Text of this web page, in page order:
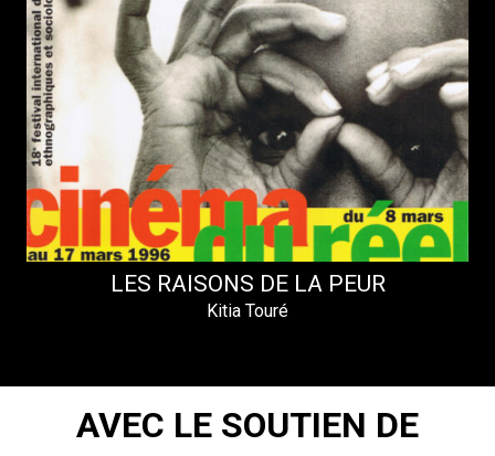
LES RAISONS DE LA PEUR
Kitia Touré
AVEC LE SOUTIEN DE